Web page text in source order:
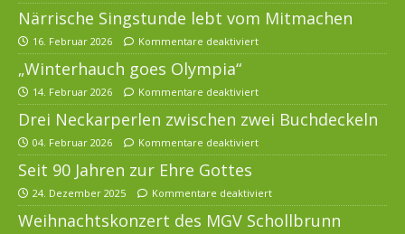
Närrische Singstunde lebt vom Mitmachen
16. Februar 2026 Kommentare deaktiviert
„Winterhauch goes Olympia“
14. Februar 2026 Kommentare deaktiviert
Drei Neckarperlen zwischen zwei Buchdeckeln
04. Februar 2026 Kommentare deaktiviert
Seit 90 Jahren zur Ehre Gottes
24. Dezember 2025 Kommentare deaktiviert
Weihnachtskonzert des MGV Schollbrunn